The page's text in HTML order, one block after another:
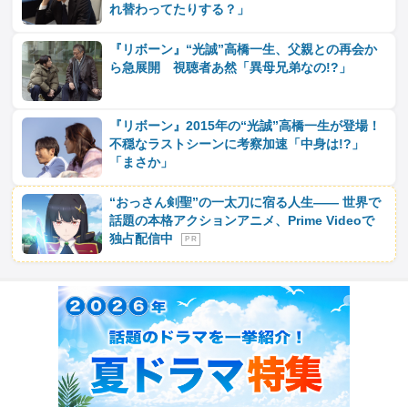
れ替わってたりする？」
『リボーン』“光誠”高橋一生、父親との再会か
ら急展開 視聴者あ然「異母兄弟なの!?」
『リボーン』2015年の“光誠”高橋一生が登場！
不穏なラストシーンに考察加速「中身は!?」
「まさか」
“おっさん剣聖”の一太刀に宿る人生―― 世界で
話題の本格アクションアニメ、Prime Videoで
独占配信中
P R